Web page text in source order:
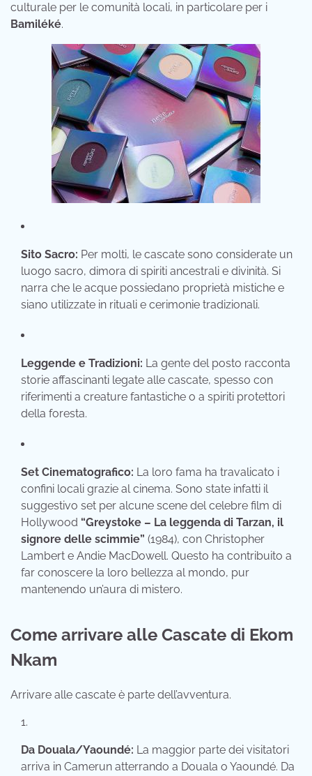
culturale per le comunità locali, in particolare per i
Bamiléké.
Sito Sacro: Per molti, le cascate sono considerate un
luogo sacro, dimora di spiriti ancestrali e divinità. Si
narra che le acque possiedano proprietà mistiche e
siano utilizzate in rituali e cerimonie tradizionali.
Leggende e Tradizioni: La gente del posto racconta
storie affascinanti legate alle cascate, spesso con
riferimenti a creature fantastiche o a spiriti protettori
della foresta.
Set Cinematografico: La loro fama ha travalicato i
confini locali grazie al cinema. Sono state infatti il
suggestivo set per alcune scene del celebre film di
Hollywood “Greystoke – La leggenda di Tarzan, il
signore delle scimmie” (1984), con Christopher
Lambert e Andie MacDowell. Questo ha contribuito a
far conoscere la loro bellezza al mondo, pur
mantenendo un’aura di mistero.
Come arrivare alle Cascate di Ekom
Nkam
Arrivare alle cascate è parte dell’avventura.
Da Douala/Yaoundé: La maggior parte dei visitatori
arriva in Camerun atterrando a Douala o Yaoundé. Da